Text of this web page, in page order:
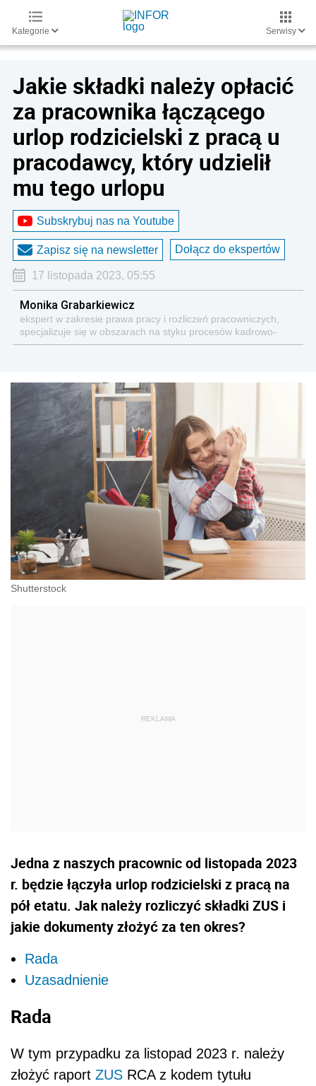
Kategorie Serwisy
Jakie składki należy opłacić
za pracownika łączącego
urlop rodzicielski z pracą u
pracodawcy, który udzielił
mu tego urlopu
Subskrybuj nas na Youtube
Zapisz się na newsletter Dołącz do ekspertów
17 listopada 2023, 05:55
Monika Grabarkiewicz
ekspert w zakresie prawa pracy i rozliczeń pracowniczych,
specjalizuje się w obszarach na styku procesów kadrowo-
płacowych i rozrachunków z ZUS
Shutterstock
Jedna z naszych pracownic od listopada 2023
r. będzie łączyła urlop rodzicielski z pracą na
pół etatu. Jak należy rozliczyć składki ZUS i
jakie dokumenty złożyć za ten okres?
Rada
Uzasadnienie
Rada
W tym przypadku za listopad 2023 r. należy
złożyć raport ZUS RCA z kodem tytułu